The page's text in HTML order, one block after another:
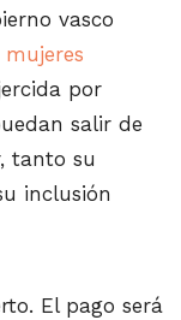
vasco
por
salir de
tanto su
inclusión
El pago será